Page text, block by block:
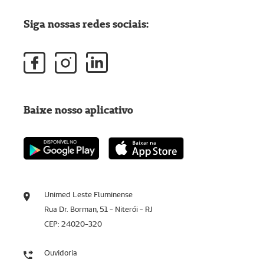
Unimed Leste Fluminense
Rua Dr. Borman, 51 - Niterói - RJ
CEP: 24020-320
Ouvidoria
Siga nossas redes sociais:
Baixe nosso aplicativo